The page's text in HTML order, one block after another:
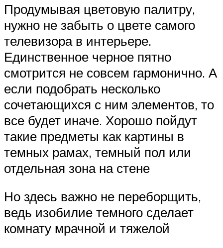
Продумывая цветовую палитру,
нужно не забыть о цвете самого
телевизора в интерьере.
Единственное черное пятно
смотрится не совсем гармонично. А
если подобрать несколько
сочетающихся с ним элементов, то
все будет иначе. Хорошо пойдут
такие предметы как картины в
темных рамах, темный пол или
отдельная зона на стене
Но здесь важно не переборщить,
ведь изобилие темного сделает
комнату мрачной и тяжелой